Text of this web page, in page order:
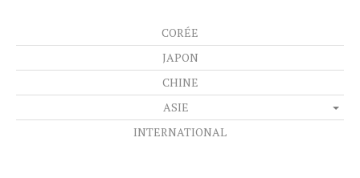
CORÉE
JAPON
CHINE
ASIE
INTERNATIONAL